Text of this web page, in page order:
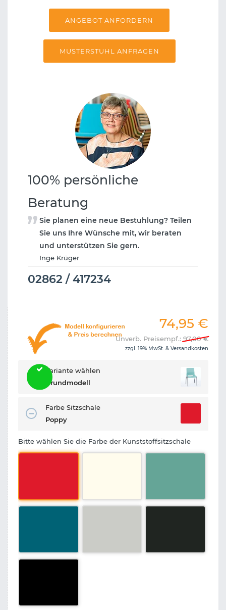
ANGEBOT ANFORDERN
MUSTERSTUHL ANFRAGEN
100% persönliche
Beratung
Sie planen eine neue Bestuhlung? Teilen
Sie uns Ihre Wünsche mit, wir beraten
und unterstützen Sie gern.
Inge Krüger
02862 / 417234
74,95 €
Unverb. Preisempf.:97,00€
zzgl. 19% MwSt. & Versandkosten
Variante wählen
Grundmodell
Farbe Sitzschale
Poppy
Bitte wählen Sie die Farbe der Kunststoffsitzschale